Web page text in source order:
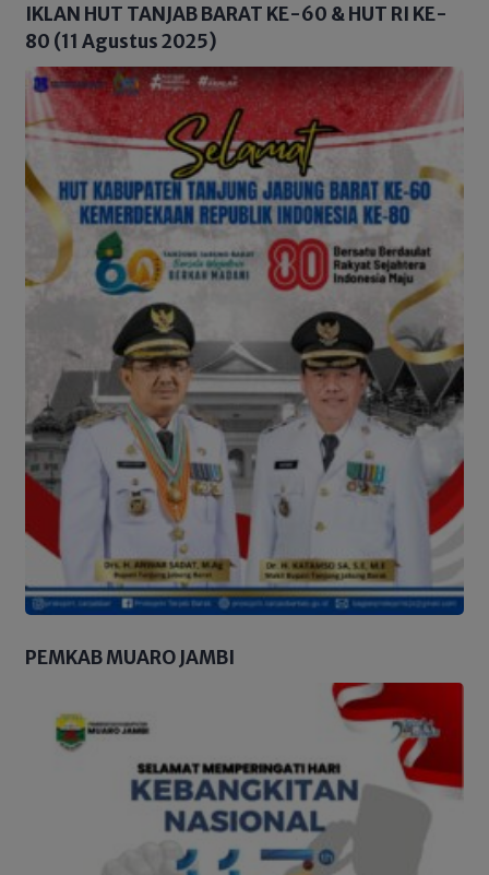
IKLAN HUT TANJAB BARAT KE-60 & HUT RI KE-
80 (11 Agustus 2025)
PEMKAB MUARO JAMBI